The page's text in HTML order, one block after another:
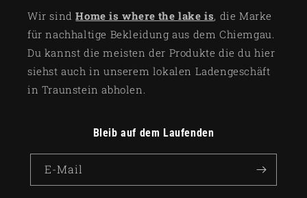
Wir sindHome is where the lake is, die Marke
für nachhaltige Bekleidung aus dem Chiemgau.
Du kannst die meisten der Produkte die du hier
siehst auch in unserem lokalen Ladengeschäft
in Traunstein abholen.
Bleib auf dem Laufenden
E-Mail